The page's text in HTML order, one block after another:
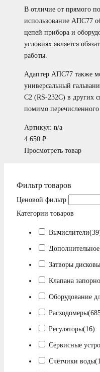
В отличие от прямого
использование АПС77
цепей прибора и
условиях является
работы.
Адаптер АПС77 также
универсальный
С2 (RS-232C) в других
помимо
Артикул: n/a
4 650 ₽
Просмотреть товар
Фильтр товаров
Ценовой фильтр
Категории товаров
Вычислители
Затворы
Клапана
Оборудование
Расходомеры
Регуляторы(16)
Сервисные
Счётчики воды